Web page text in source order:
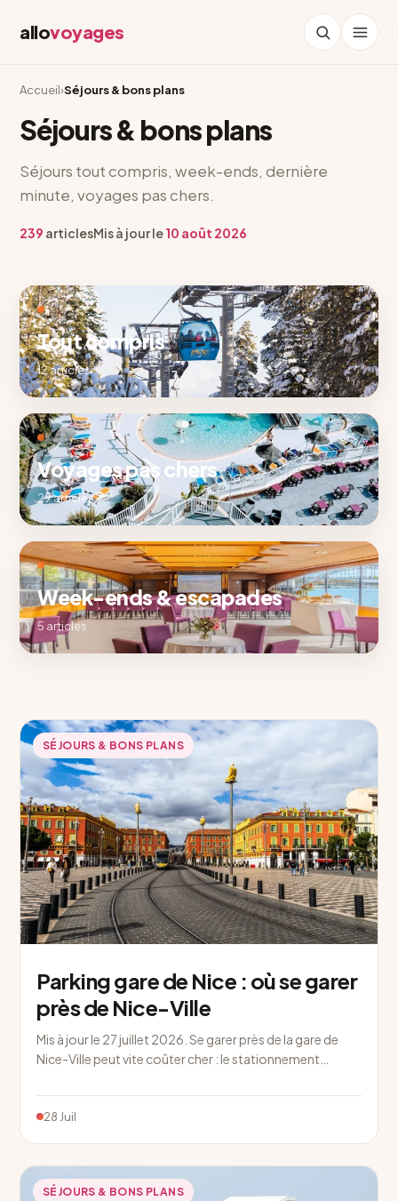
allovoyages
Accueil›Séjours & bons plans
Séjours & bons plans
Séjours tout compris, week-ends, dernière
minute, voyages pas chers.
239 articlesMis à jour le10 août 2026
Tout compris
12 articles
Voyages pas chers
29 articles
Week-ends & escapades
5 articles
SÉJOURS & BONS PLANS
Parking gare de Nice : où se garer
près de Nice-Ville
Mis à jour le 27 juillet 2026. Se garer près de la gare de
Nice-Ville peut vite coûter cher : le stationnement…
28 Juil
SÉJOURS & BONS PLANS